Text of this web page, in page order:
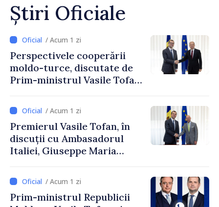
Știri Oficiale
/ Acum 1 zi
Perspectivele cooperării
moldo-turce, discutate de
Prim-ministrul Vasile Tofan
Uygar Mustafa Sertel
/ Acum 1 zi
Premierul Vasile Tofan, în
discuții cu Ambasadorul
Italiei, Giuseppe Maria
/ Acum 1 zi
Prim-ministrul Republicii